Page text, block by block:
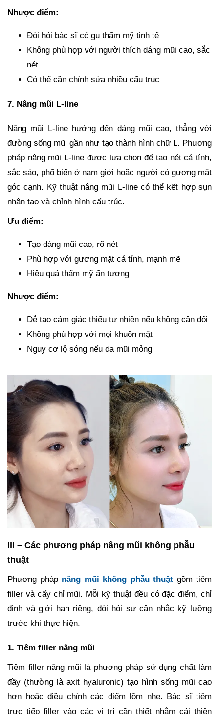
Nhược điểm:
Đòi hỏi bác sĩ có gu thẩm mỹ tinh tế
Không phù hợp với người thích dáng mũi cao, sắc
nét
Có thể cần chỉnh sửa nhiều cấu trúc
7. Nâng mũi L-line
Nâng mũi L-line hướng đến dáng mũi cao, thẳng với
đường sống mũi gần như tạo thành hình chữ L. Phương
pháp nâng mũi L-line được lựa chọn để tạo nét cá tính,
sắc sảo, phổ biến ở nam giới hoặc người có gương mặt
góc cạnh. Kỹ thuật nâng mũi L-line có thể kết hợp sụn
nhân tạo và chỉnh hình cấu trúc.
Ưu điểm:
Tạo dáng mũi cao, rõ nét
Phù hợp với gương mặt cá tính, mạnh mẽ
Hiệu quả thẩm mỹ ấn tượng
Nhược điểm:
Dễ tạo cảm giác thiếu tự nhiên nếu không cân đối
Không phù hợp với mọi khuôn mặt
Nguy cơ lộ sóng nếu da mũi mỏng
III – Các phương pháp nâng mũi không phẫu
thuật
Phương pháp nâng mũi không phẫu thuật gồm tiêm
filler và cấy chỉ mũi. Mỗi kỹ thuật đều có đặc điểm, chỉ
định và giới hạn riêng, đòi hỏi sự cân nhắc kỹ lưỡng
trước khi thực hiện.
1. Tiêm filler nâng mũi
Tiêm filler nâng mũi là phương pháp sử dụng chất làm
đầy (thường là axit hyaluronic) tạo hình sống mũi cao
hơn hoặc điều chỉnh các điểm lõm nhẹ. Bác sĩ tiêm
trực tiếp filler vào các vị trí cần thiết nhằm cải thiện